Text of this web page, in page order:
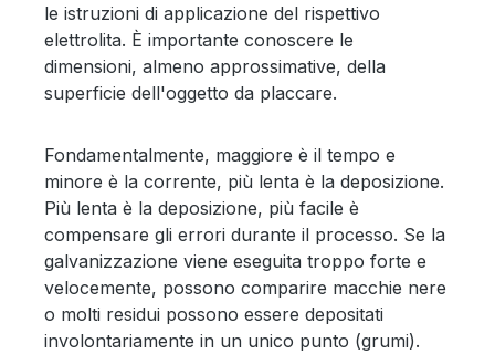
le istruzioni di applicazione del rispettivo
elettrolita. È importante conoscere le
dimensioni, almeno approssimative, della
superficie dell'oggetto da placcare.
Fondamentalmente, maggiore è il tempo e
minore è la corrente, più lenta è la deposizione.
Più lenta è la deposizione, più facile è
compensare gli errori durante il processo. Se la
galvanizzazione viene eseguita troppo forte e
velocemente, possono comparire macchie nere
o molti residui possono essere depositati
involontariamente in un unico punto (grumi).